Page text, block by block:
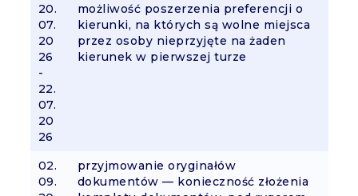
20.
07.
20
26
-
22.
07.
20
26
możliwość poszerzenia preferencji o
kierunki, na których są wolne miejsca
przez osoby nieprzyjęte na żaden
kierunek w pierwszej turze
02.
09.
przyjmowanie oryginałów
dokumentów — konieczność złożenia